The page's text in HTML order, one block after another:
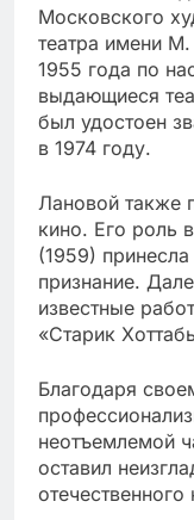
Московского
театра имени
1955 года по
выдающиеся
был удостоен
в 1974 году.
Лановой также
кино. Его роль
(1959)
признание.
известные
«Старик
Благодаря
неотъемлемой
оставил
отечественного